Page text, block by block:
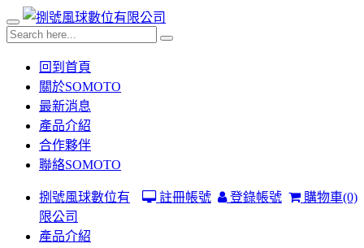
回到首頁
關於SOMOTO
最新消息
產品介紹
合作夥伴
聯絡SOMOTO
購物車(0)
登錄帳號
註冊帳號
捌號風球數位有
限公司
產品介紹